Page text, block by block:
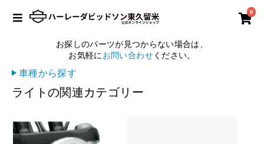
0
お探しのパーツが見つからない場合は、
お気軽に お問い合わせください。
車種から探す
ライトの関連カテゴリー